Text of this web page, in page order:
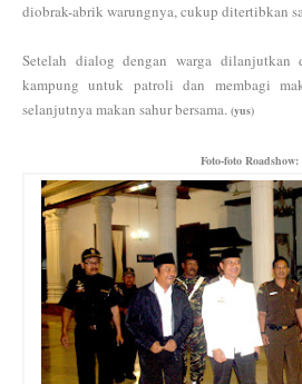
diobrak-abrik warungnya, cukup ditertibkan
Setelah dialog dengan warga
kampung untuk patroli dan membagi
selanjutnya makan sahur bersama. (yus)
Foto-foto Roadshow: